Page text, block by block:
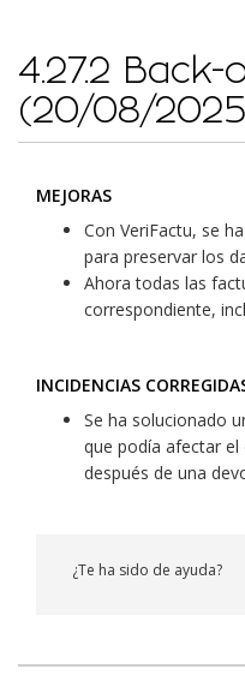
4.27.2
(20/08/
MEJORAS
Con VeriFactu, se
para preservar los
Ahora todas las
correspondiente,
INCIDENCIAS
Se ha solucionado
que podía afectar
después de una
¿Te ha sido de ayuda?